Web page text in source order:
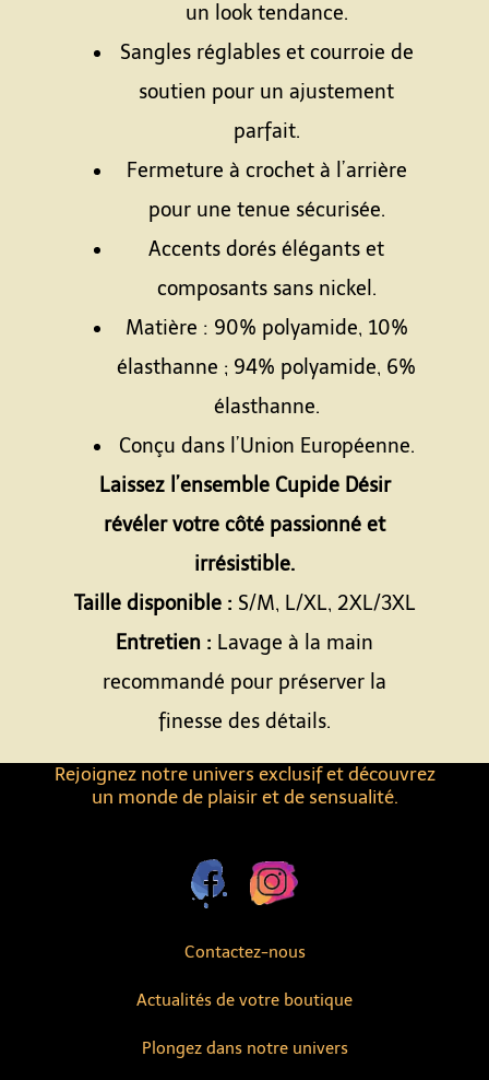
Contactez-nous
Actualités de votre boutique
Rejoignez notre univers exclusif et découvrez
un monde de plaisir et de sensualité.
Plongez dans notre univers
un look tendance.
Sangles réglables et courroie de
soutien pour un ajustement
parfait.
Fermeture à crochet à l’arrière
pour une tenue sécurisée.
Accents dorés élégants et
composants sans nickel.
Matière : 90% polyamide, 10%
élasthanne ; 94% polyamide, 6%
élasthanne.
Conçu dans l’Union Européenne.
Laissez l’ensemble Cupide Désir
révéler votre côté passionné et
irrésistible.
Taille disponible : S/M, L/XL, 2XL/3XL
Entretien : Lavage à la main
recommandé pour préserver la
finesse des détails.